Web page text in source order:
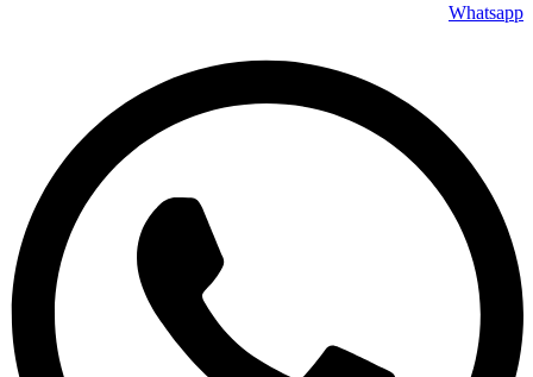
Whatsapp